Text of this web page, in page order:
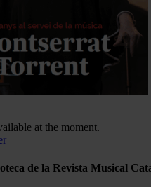
at the moment.
de la Revista Musical